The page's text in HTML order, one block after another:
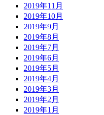
2019年11月
2019年10月
2019年9月
2019年8月
2019年7月
2019年6月
2019年5月
2019年4月
2019年3月
2019年2月
2019年1月